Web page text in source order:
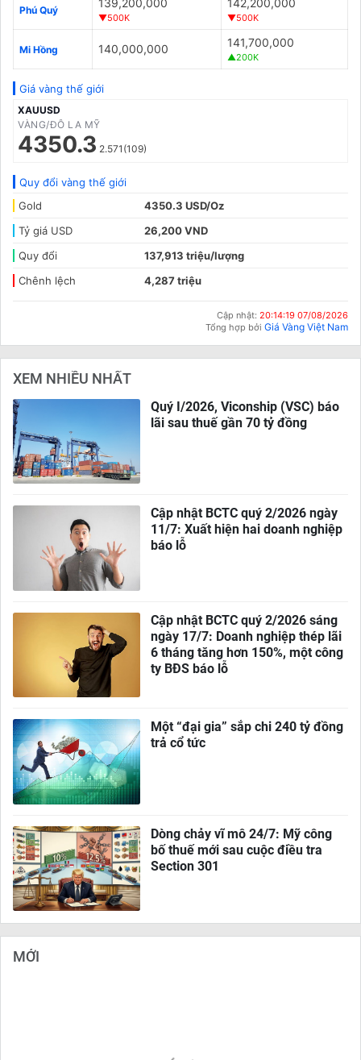
Phú Quý
139,200,000
▼500K
142,200,000
▼500K
Mi Hồng 140,000,000 141,700,000
▲200K
Giá vàng thế giới
XAUUSD
VÀNG/ĐÔ LA MỸ
4350.3 2.571(109)
Quy đổi vàng thế giới
Gold
4350.3 USD/Oz
Tỷ giá USD
26,200 VND
Quy đổi
137,913 triệu/lượng
Chênh lệch
4,287 triệu
Cập nhật: 20:14:19 07/08/2026
Tổng hợp bởi Giá Vàng Việt Nam
XEM NHIỀU NHẤT
Quý I/2026, Viconship (VSC) báo
lãi sau thuế gần 70 tỷ đồng
Cập nhật BCTC quý 2/2026 ngày
11/7: Xuất hiện hai doanh nghiệp
báo lỗ
Cập nhật BCTC quý 2/2026 sáng
ngày 17/7: Doanh nghiệp thép lãi
6 tháng tăng hơn 150%, một công
ty BĐS báo lỗ
Một “đại gia” sắp chi 240 tỷ đồng
trả cổ tức
Dòng chảy vĩ mô 24/7: Mỹ công
bố thuế mới sau cuộc điều tra
Section 301
MỚI